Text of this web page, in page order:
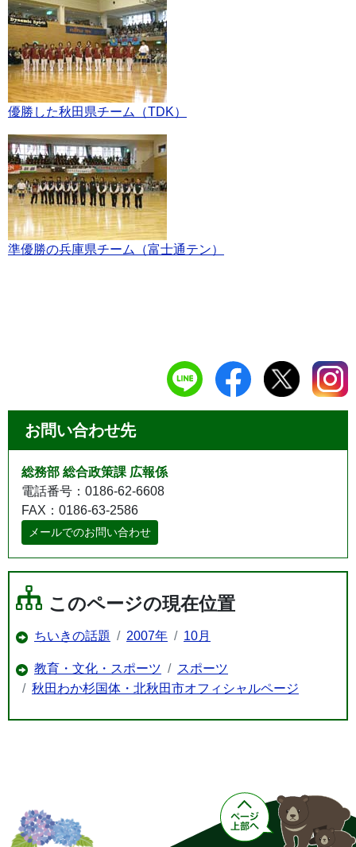
優勝した秋田県チーム（TDK）
準優勝の兵庫県チーム（富士通テン）
お問い合わせ先
総務部 総合政策課 広報係
電話番号：0186-62-6608
FAX：0186-63-2586
メールでのお問い合わせ
このページの現在位置
ちいきの話題 2007年 10月
教育・文化・スポーツ
スポーツ
秋田わか杉国体・北秋田市オフィシャルページ